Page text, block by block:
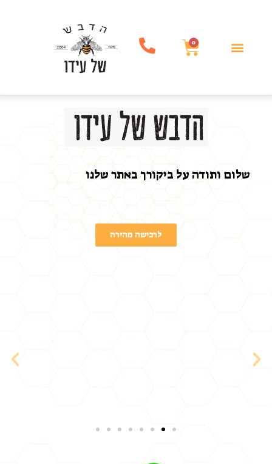
0
שלום ותודה על ביקורך באתר שלנו
לרכישה מהירה